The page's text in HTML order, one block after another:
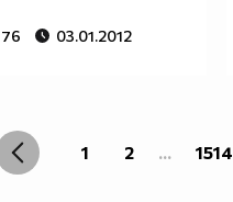
76 03.01.2012
1 2 ... 1514